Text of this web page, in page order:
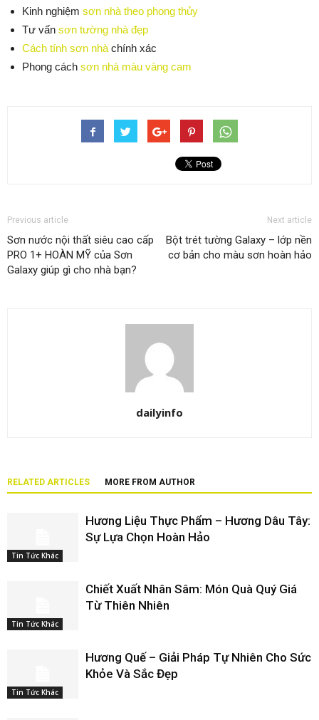
Kinh nghiệm sơn nhà theo phong thủy
Tư vấn sơn tường nhà đẹp
Cách tính sơn nhà chính xác
Phong cách sơn nhà màu vàng cam
Previous article
Sơn nước nội thất siêu cao cấp
PRO 1+ HOÀN MỸ của Sơn
Galaxy giúp gì cho nhà bạn?
Next article
Bột trét tường Galaxy – lớp nền
cơ bản cho màu sơn hoàn hảo
dailyinfo
RELATED ARTICLES MORE FROM AUTHOR
Tin Tức Khác
Hương Liệu Thực Phẩm – Hương Dâu Tây:
Sự Lựa Chọn Hoàn Hảo
Tin Tức Khác
Chiết Xuất Nhân Sâm: Món Quà Quý Giá
Từ Thiên Nhiên
Tin Tức Khác
Hương Quế – Giải Pháp Tự Nhiên Cho Sức
Khỏe Và Sắc Đẹp